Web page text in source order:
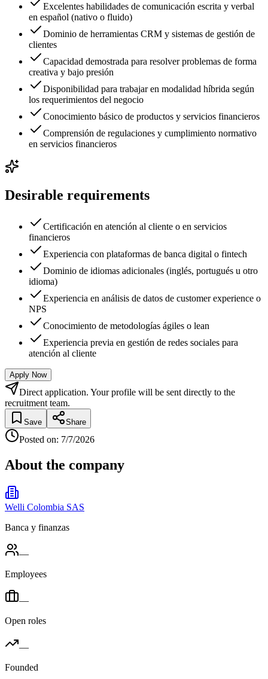
Excelentes habilidades de comunicación escrita y verbal
en español (nativo o fluido)
Dominio de herramientas CRM y sistemas de gestión de
clientes
Capacidad demostrada para resolver problemas de forma
creativa y bajo presión
Disponibilidad para trabajar en modalidad híbrida según
los requerimientos del negocio
Conocimiento básico de productos y servicios financieros
Comprensión de regulaciones y cumplimiento normativo
en servicios financieros
Desirable requirements
Certificación en atención al cliente o en servicios
financieros
Experiencia con plataformas de banca digital o fintech
Dominio de idiomas adicionales (inglés, portugués u otro
idioma)
Experiencia en análisis de datos de customer experience o
NPS
Conocimiento de metodologías ágiles o lean
Experiencia previa en gestión de redes sociales para
atención al cliente
Apply Now
Direct application. Your profile will be sent directly to the
recruitment team.
Save Share
Posted on: 7/7/2026
About the company
Welli Colombia SAS
Banca y finanzas
—
Employees
—
Open roles
—
Founded